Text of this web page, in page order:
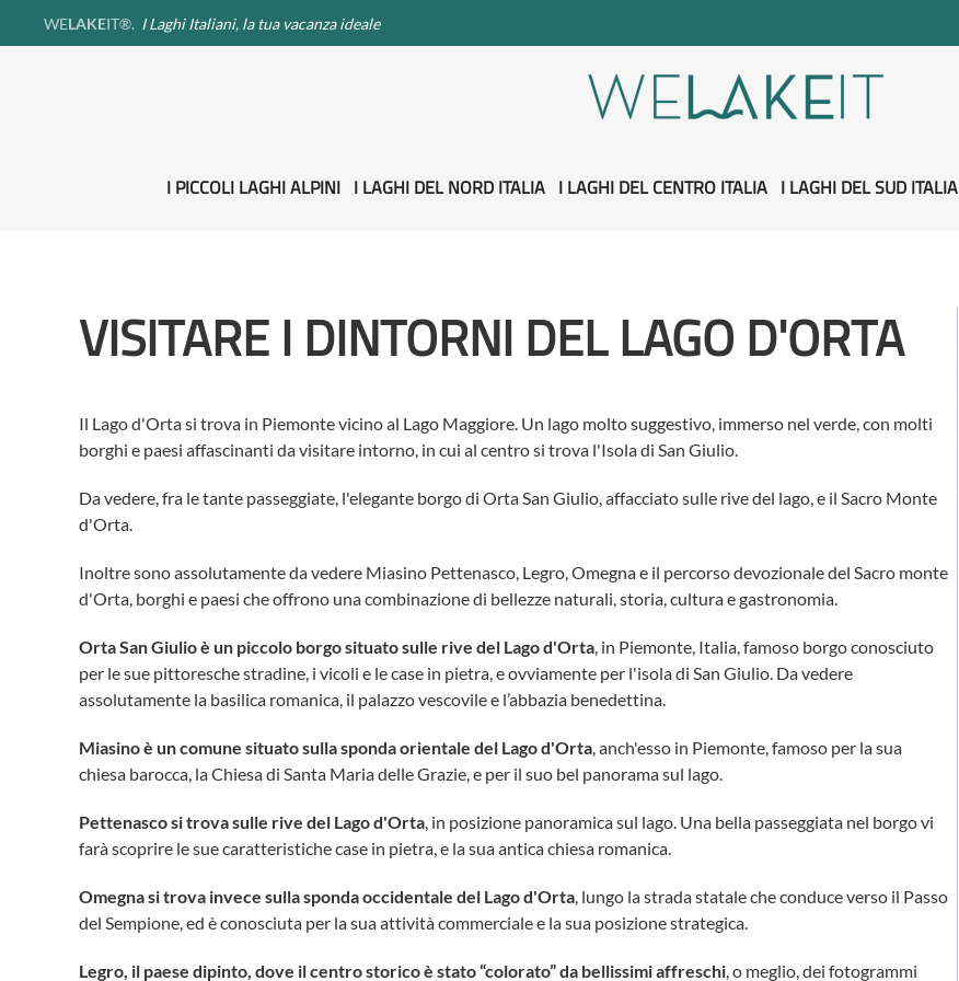
WELAKEIT®. I Laghi Italiani, la tua vacanza ideale
I PICCOLI LAGHI ALPINI I LAGHI DEL NORD ITALIA I LAGHI DEL CENTRO ITALIA I LAGHI DEL SUD ITALIA
VISITARE I DINTORNI DEL LAGO D'ORTA
Il Lago d'Orta si trova in Piemonte vicino al Lago Maggiore. Un lago molto suggestivo, immerso nel verde, con molti
borghi e paesi affascinanti da visitare intorno, in cui al centro si trova l'Isola di San Giulio.
Da vedere, fra le tante passeggiate, l'elegante borgo di Orta San Giulio, affacciato sulle rive del lago, e il Sacro Monte
d'Orta.
Inoltre sono assolutamente da vedere Miasino Pettenasco, Legro, Omegna e il percorso devozionale del Sacro monte
d'Orta, borghi e paesi che offrono una combinazione di bellezze naturali, storia, cultura e gastronomia.
Orta San Giulio è un piccolo borgo situato sulle rive del Lago d'Orta, in Piemonte, Italia, famoso borgo conosciuto
per le sue pittoresche stradine, i vicoli e le case in pietra, e ovviamente per l'isola di San Giulio. Da vedere
assolutamente la basilica romanica, il palazzo vescovile e l’abbazia benedettina.
Miasino è un comune situato sulla sponda orientale del Lago d'Orta, anch'esso in Piemonte, famoso per la sua
chiesa barocca, la Chiesa di Santa Maria delle Grazie, e per il suo bel panorama sul lago.
Pettenasco si trova sulle rive del Lago d'Orta, in posizione panoramica sul lago. Una bella passeggiata nel borgo vi
farà scoprire le sue caratteristiche case in pietra, e la sua antica chiesa romanica.
Omegna si trova invece sulla sponda occidentale del Lago d'Orta, lungo la strada statale che conduce verso il Passo
del Sempione, ed è conosciuta per la sua attività commerciale e la sua posizione strategica.
Legro, il paese dipinto, dove il centro storico è stato “colorato” da bellissimi affreschi, o meglio, dei fotogrammi